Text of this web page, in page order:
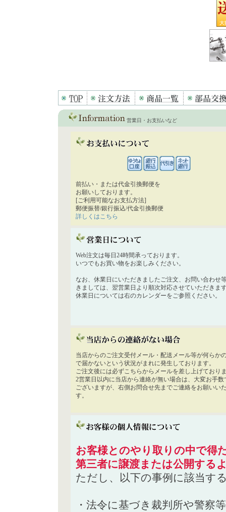
営業日・お支払いなど
前払い・または代金引換郵便を
お願いしております。
[ご利用可能なお支払方法]
郵便振替/銀行振込/代金引換郵便
詳しくはこちら
Web注文は毎日24時間承っております。
いつでもお買い物をお楽しみください。
なお、休業日にいただきましたご注文、お問い合わせ
きましては、翌営業日より順次対応させていただきま
休業日については右のカレンダーをご参照ください。
当店からのご注文受付メール・配送メール等が何らか
で届かないという状況がまれに発生しております。
ご注文後には必ずこちらからメールを差し上げており
2営業日以内に当店から連絡が無い場合は、大変お手数
ございますが、右側お問合せ先までご連絡をお願いい
す。
お客様とのやり取りの中で得
第三者に譲渡または公開する
ただし、以下の事例に該当す
・法令に基づき裁判所や警察